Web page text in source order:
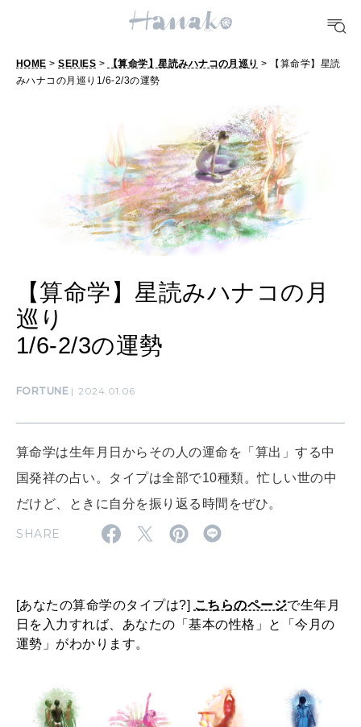
#パン #カフェ
10 CATEGORIES
FOOD
おいしい
TRAVEL
どこ行く？
FORTUNE
明日のわたし
[12星座別] Weekly Holoscope
算命学がわかる今月のあなた
LEARN
知る、考える
MAMA
ママもいろいろ
SUSTAINABLE
わたしができること
HOME >SERIES > 【算命学】星読みハナコの月巡り > 【算命学】星読
みハナコの月巡り1/6-2/3の運勢
【算命学】星読みハナコの月
巡り
1/6-2/3の運勢
FORTUNE 2024.01.06
算命学は生年月日からその人の運命を「算出」する中
国発祥の占い。タイプは全部で10種類。忙しい世の中
だけど、ときに自分を振り返る時間をぜひ。
SHARE
[あなたの算命学のタイプは?] こちらのページで生年月
日を入力すれば、あなたの「基本の性格」と「今月の
運勢」がわかります。